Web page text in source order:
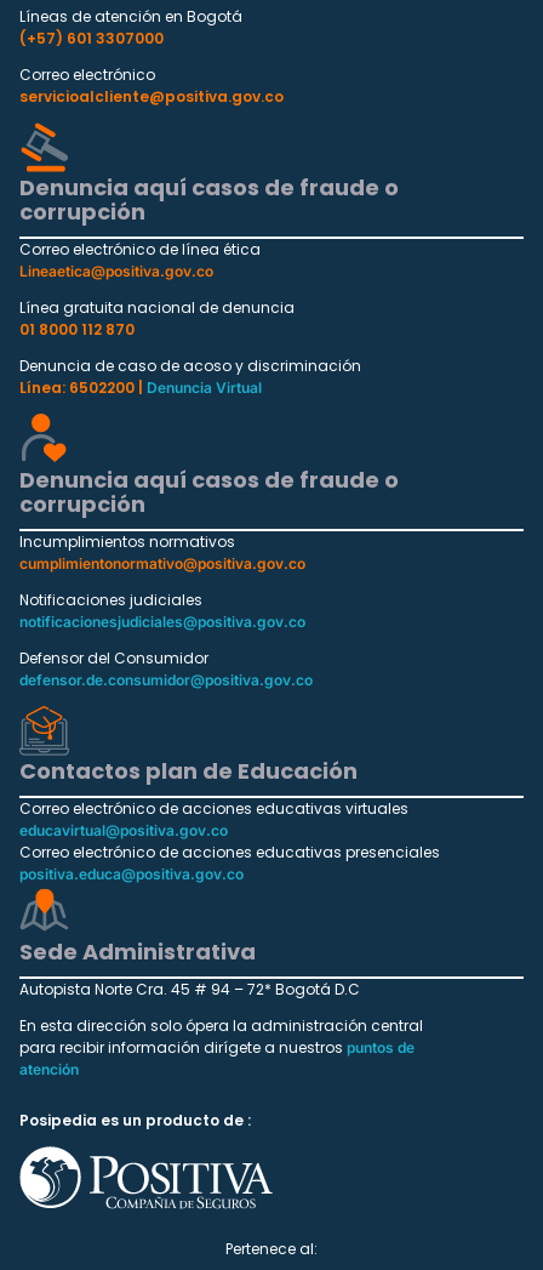
Líneas de atención en Bogotá
(+57) 601 3307000
Correo electrónico
servicioalcliente@positiva.gov.co
Denuncia aquí casos de fraude o
corrupción
Correo electrónico de línea ética
Lineaetica@positiva.gov.co
Línea gratuita nacional de denuncia
01 8000 112 870
Denuncia de caso de acoso y discriminación
Línea: 6502200 |
Denuncia Virtual
Denuncia aquí casos de fraude o
corrupción
Incumplimientos normativos
cumplimientonormativo@positiva.gov.co
Notificaciones judiciales
notificacionesjudiciales@positiva.gov.co
Defensor del Consumidor
defensor.de.consumidor@positiva.gov.co
Contactos plan de Educación
Correo electrónico de acciones educativas virtuales
educavirtual@positiva.gov.co
Correo electrónico de acciones educativas presenciales
positiva.educa@positiva.gov.co
Sede Administrativa
Autopista Norte Cra. 45 # 94 – 72* Bogotá D.C
En esta dirección solo ópera la administración central
para recibir información dirígete a nuestros puntos de
atención
Posipedia es un producto de :
Pertenece al: